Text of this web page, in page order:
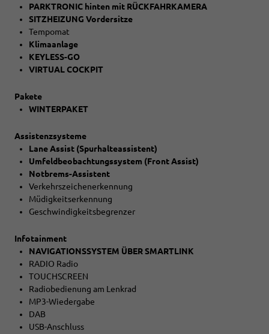
PARKTRONIC hinten mit RÜCKFAHRKAMERA
SITZHEIZUNG Vordersitze
Tempomat
Klimaanlage
KEYLESS-GO
VIRTUAL COCKPIT
Pakete
WINTERPAKET
Assistenzsysteme
Lane Assist (Spurhalteassistent)
Umfeldbeobachtungssystem (Front Assist)
Notbrems-Assistent
Verkehrszeichenerkennung
Müdigkeitserkennung
Geschwindigkeitsbegrenzer
Infotainment
NAVIGATIONSSYSTEM ÜBER SMARTLINK
RADIO Radio
TOUCHSCREEN
Radiobedienung am Lenkrad
MP3-Wiedergabe
DAB
USB-Anschluss